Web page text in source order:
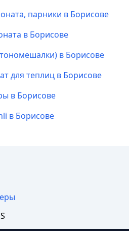
парники в Борисове
в Борисове
в Борисове
для теплиц в Борисове
в Борисове
в Борисове